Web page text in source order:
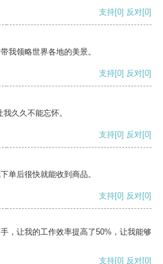
支持[0] 反对[0]
我领略世界各地的美景。
支持[0] 反对[0]
久久不能忘怀。
支持[0] 反对[0]
单后很快就能收到商品。
支持[0] 反对[0]
，让我的工作效率提高了50%，让我能够
支持[0] 反对[0]